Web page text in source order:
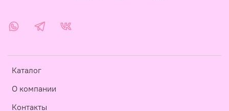
Каталог
О компании
Контакты